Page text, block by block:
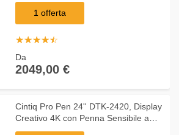
1 offerta
☆☆☆☆☆
★★★★★
Da
2049,00 €
Cintiq Pro Pen 24'' DTK-2420, Display
Creativo 4K con Penna Sensibile a
8192 Livelli di Pressione